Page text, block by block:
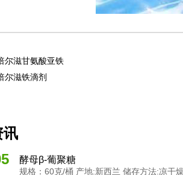
尔滋甘氨酸亚铁
尔滋铁滴剂
讯
酵母β-葡聚糖
规格：60克/桶 产地:新西兰 储存方法:凉干